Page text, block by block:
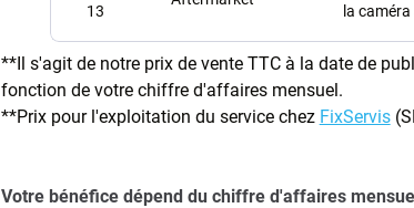
13
la
**Il s'agit de notre prix de vente TTC à la date de
fonction de votre chiffre d'affaires mensuel.
**Prix pour l'exploitation du service chez FixServis
Votre bénéfice dépend du chiffre d'affaires